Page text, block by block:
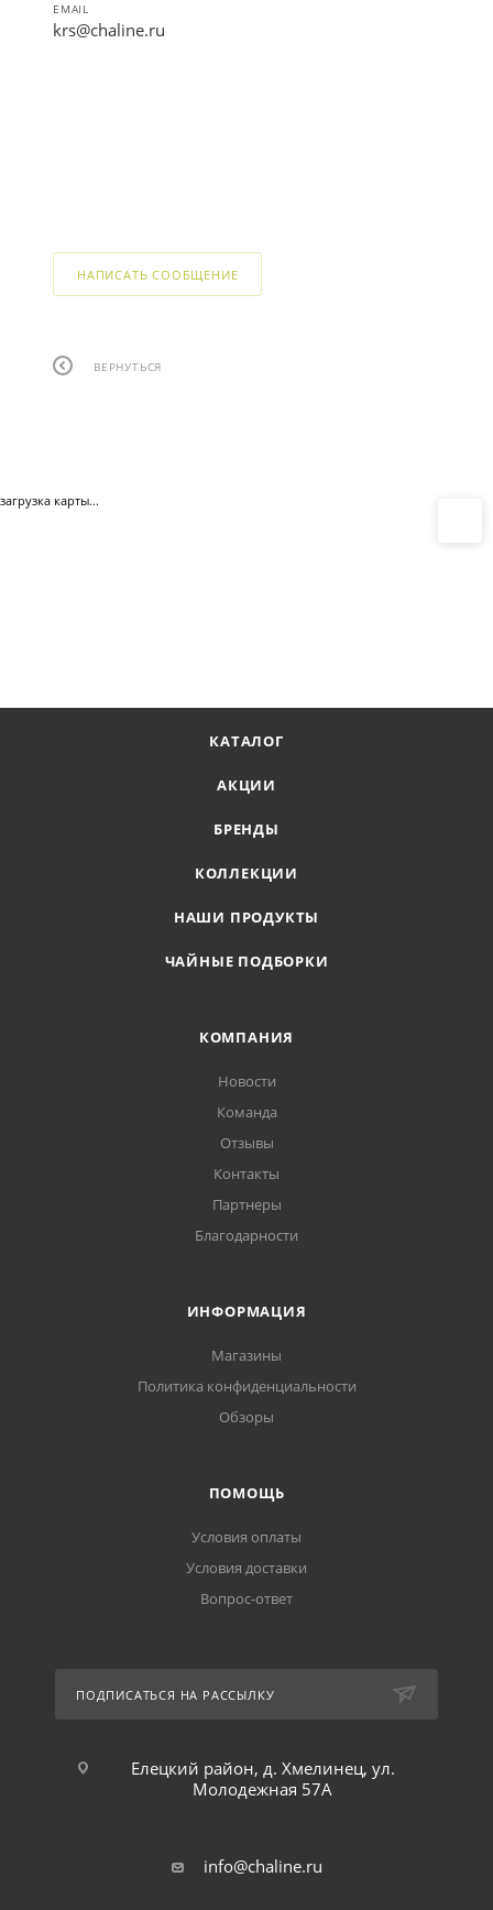
EMAIL
krs@chaline.ru
НАПИСАТЬ СООБЩЕНИЕ
ВЕРНУТЬСЯ
загрузка карты...
КАТАЛОГ
АКЦИИ
БРЕНДЫ
КОЛЛЕКЦИИ
НАШИ ПРОДУКТЫ
ЧАЙНЫЕ ПОДБОРКИ
КОМПАНИЯ
Новости
Команда
Отзывы
Контакты
Партнеры
Благодарности
ИНФОРМАЦИЯ
Магазины
Политика конфиденциальности
Обзоры
ПОМОЩЬ
Условия оплаты
Условия доставки
Вопрос-ответ
ПОДПИСАТЬСЯ НА РАССЫЛКУ
Елецкий район, д. Хмелинец, ул.
Молодежная 57А
info@chaline.ru